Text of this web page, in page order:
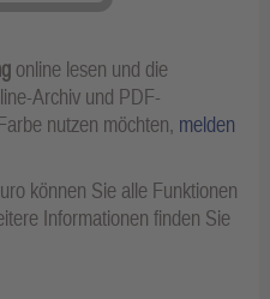
online lesen und die
Archiv und PDF-
nutzen möchten, melden
können Sie alle Funktionen
Informationen finden Sie